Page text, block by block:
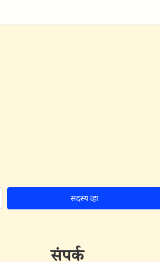
सदस्य व्हा
संपर्क